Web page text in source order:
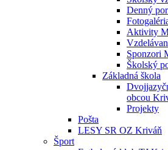
Denný
Aktivity
Sponzori
Školský
Základná škola
obcou
Projekty
Pošta
LESY SR OZ Kriváň
Šport